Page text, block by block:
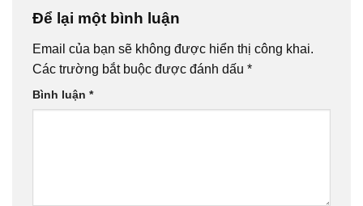
Để lại một bình luận
Email của bạn sẽ không được hiển thị công khai.
Các trường bắt buộc được đánh dấu *
Bình luận *